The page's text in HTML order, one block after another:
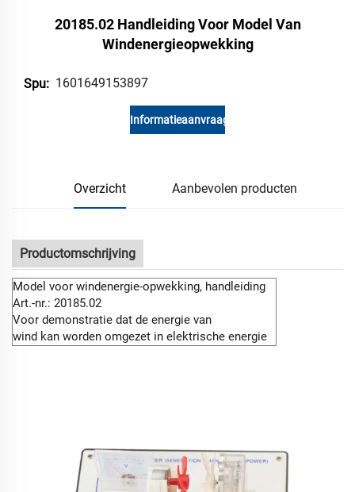
20185.02 Handleiding Voor Model Van
Windenergieopwekking
Spu: 1601649153897
Informatieaanvraag
Overzicht Aanbevolen producten
Productomschrijving
Model voor windenergie-opwekking, handleiding
Art.-nr.: 20185.02
Voor demonstratie dat de energie van
wind kan worden omgezet in elektrische energie